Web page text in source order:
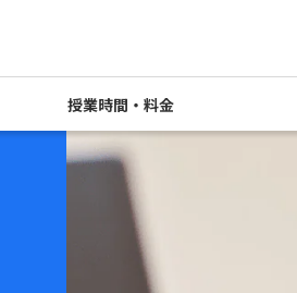
授業時間・料金